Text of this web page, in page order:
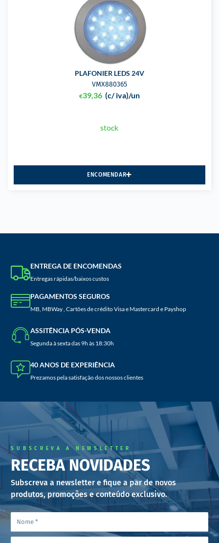
PLAFONIER LEDS 24V
VMX880365
€39,36 (c/ iva)/un
stock
ENCOMENDAR
ENTREGA DE ENCOMENDAS
Entregas rápidas/baixos custos
PAGAMENTOS SEGUROS
MB, MBWay , Cartões de crédito Visa e Mastercard e Payshop
ASSITÊNCIA PÓS-VENDA
Segunda à sexta das 9h às 18:30h
40 ANOS DE EXPERIÊNCIA
Prezamos pela satisfação dos nossos clientes
SUBSCREVA A NEWSLETTER
RECEBA NOVIDADES
Subscreva a newsletter e fique a par de novos
produtos, promoções e conteúdo exclusivo.